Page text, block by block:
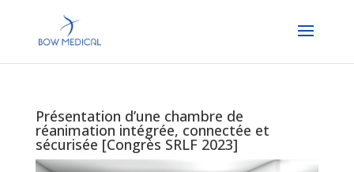
Présentation d’une chambre de
réanimation intégrée, connectée et
sécurisée [Congrès SRLF 2023]